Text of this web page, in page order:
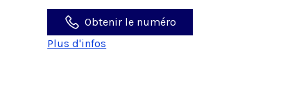
Obtenir le numéro
Plus d'infos